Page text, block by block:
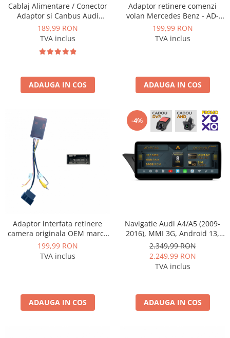
Cablaj Alimentare / Conector
Adaptor si Canbus Audi
A3/A4/A6/TT pentru navigatii
Android - AD-BGCAUDI5AE4I
189,99 RON
TVA inclus
ADAUGA IN COS
Adaptor retinere comenzi
volan Mercedes Benz - AD-
BGRKIT407-C
199,99 RON
TVA inclus
ADAUGA IN COS
Adaptor interfata retinere
camera originala OEM marca
VAG Volkswagen, Skoda - AD-
BGCWCOEM
199,99 RON
TVA inclus
ADAUGA IN COS
-4%
Navigatie Audi A4/A5 (2009-
2016), MMI 3G, Android 13,
MB-Octacore, 4GB RAM +
64GB ROM, 12.3 Inch - AD-
BGAA12004H+AD-
BGRKITA4002
2.349,99 RON
2.249,99 RON
TVA inclus
ADAUGA IN COS